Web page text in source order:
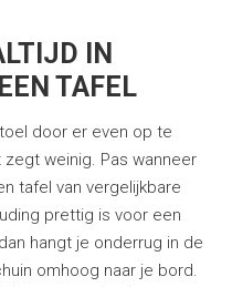
IN
TAFEL
door er even op te
weinig. Pas wanneer
tafel van vergelijkbare
prettig is voor een
hangt je onderrug in de
omhoog naar je bord.